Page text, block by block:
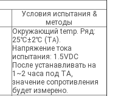
Условия испытания &
методы
Окружающий temp. Ряд:
25℃±2℃ (TA).
Напряжение тока
испытания: 1.5VDC
После устанавливать на
1~2 часа под TA,
значение сопротивления
будет измерено.